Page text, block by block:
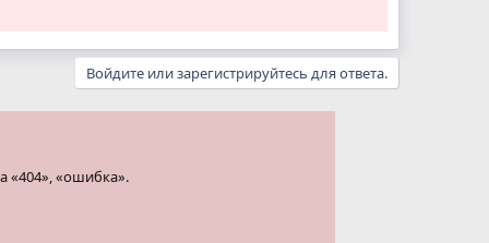
Войдите или зарегистрируйтесь для ответа.
«404», «ошибка».